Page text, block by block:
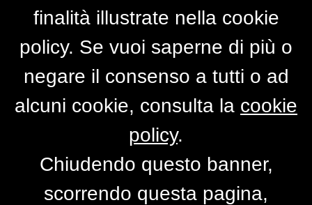
Foto gabbiano
finalità illustrate nella cookie
policy. Se vuoi saperne di più o
negare il consenso a tutti o ad
alcuni cookie, consulta la cookie
policy.
Chiudendo questo banner,
scorrendo questa pagina,